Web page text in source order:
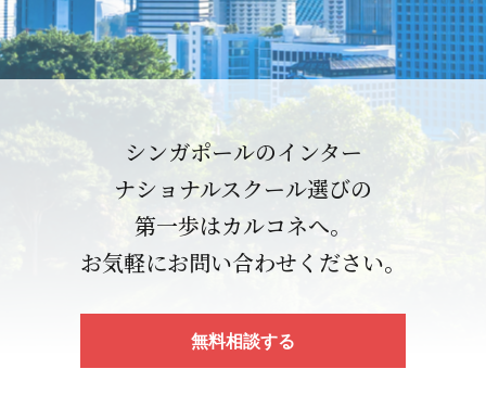
シンガポールのインター
ナショナルスクール選びの
第一歩はカルコネへ。
お気軽にお問い合わせください。
無料相談する